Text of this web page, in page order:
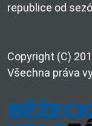
republice od
Copyright (C)
Všechna práva